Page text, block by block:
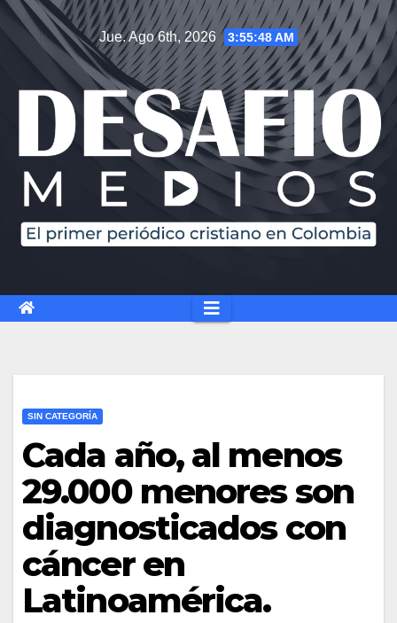
Jue. Ago 6th, 2026 3:55:49 AM
SIN CATEGORÍA
Cada año, al menos
29.000 menores son
diagnosticados con
cáncer en
Latinoamérica.